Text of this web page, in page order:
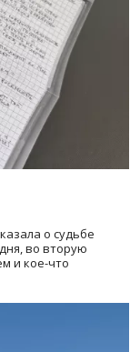
о судьбе
во вторую
и кое-что